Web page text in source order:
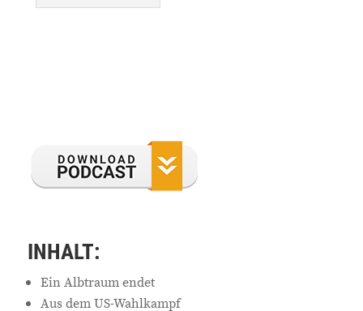
INHALT:
Ein Albtraum endet
Aus dem US-Wahlkampf